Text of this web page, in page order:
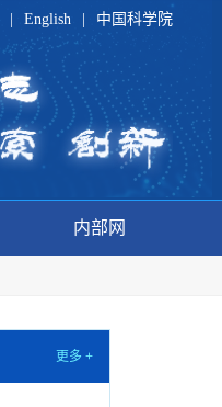
English 中国科学院
内部网
更多 +